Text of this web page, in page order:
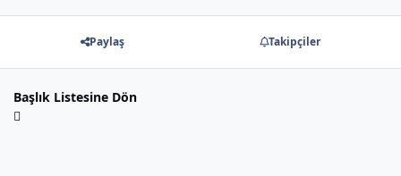
Paylaş Takipçiler
Başlık Listesine Dön